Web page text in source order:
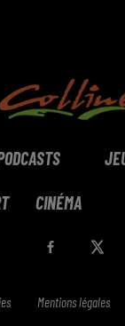
CINÉMA
Mentions légales